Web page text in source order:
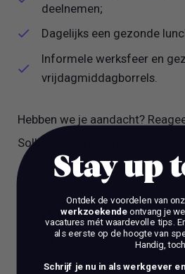
deelnemen;
Dagelijks een gezonde
Informele werksfeer en
vrijdagmiddagborrels.
Hebben we je aandacht?
Solliciteer nu knop hieronder!
Work Talks
Wil je een stap vooruit
Ben je op zoek naar meer
Stay up
Ontdek de voordelen van
werkzoekendeontvang je
vacatures mét waardevolle tips.
als eerste op de hoogte van
Handig,
Schrijf je nu in als werkgever